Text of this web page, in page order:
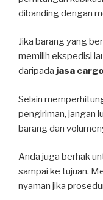
dibanding dengan
Jika barang yang
memilih ekspedisi
daripada jasa
Selain
pengiriman, jangan
barang dan
Anda juga berhak
sampai ke tujuan.
nyaman jika